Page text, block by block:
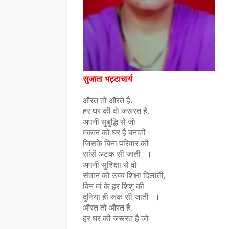
सुजाता भट्टाचार्य
औरत तो औरत है,
हर घर की वो जरूरत है,
अपनी सुबुद्धि से जो
मकान को घर है बनाती।
जिसके बिना परिवार की
सांसें अटक सी जाती।।
अपनी सुशिक्षा से वो
संतान को उच्च शिक्षा दिलाती,
बिन मां के हर शिशु की
दुनिया ही रूक सी जाती।।
औरत तो औरत है,
हर घर की जरूरत है जो